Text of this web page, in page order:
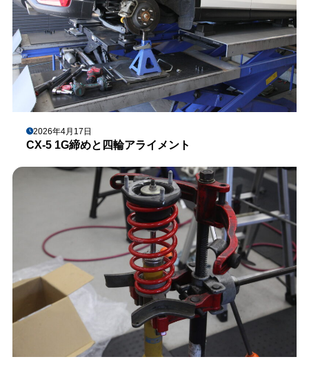
2026年4月17日
CX-5 1G締めと四輪アライメント